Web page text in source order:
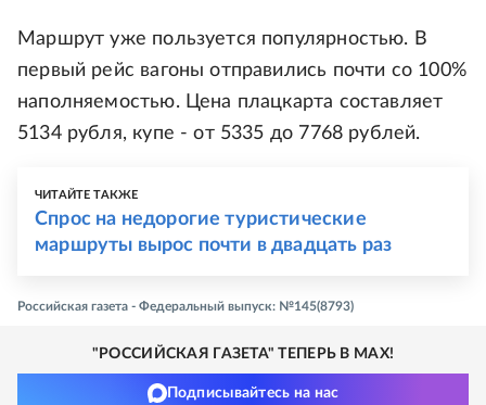
Маршрут уже пользуется популярностью. В
первый рейс вагоны отправились почти со 100%
наполняемостью. Цена плацкарта составляет
5134 рубля, купе - от 5335 до 7768 рублей.
ЧИТАЙТЕ ТАКЖЕ
Спрос на недорогие туристические
маршруты вырос почти в двадцать раз
Российская газета - Федеральный выпуск: №145(8793)
"РОССИЙСКАЯ ГАЗЕТА" ТЕПЕРЬ В MAX!
Подписывайтесь на нас